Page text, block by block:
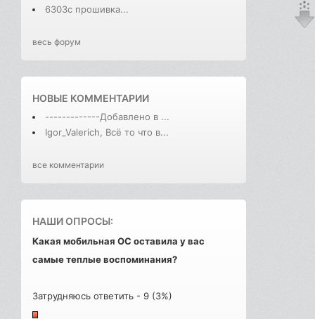
6303с прошивка...
весь форум
НОВЫЕ КОММЕНТАРИИ
-------------Добавлено в ...
Igor_Valerich, Всё то что в...
все комментарии
НАШИ ОПРОСЫ:
Какая мобильная ОС оставила у вас
самые теплые воспоминания?
Затрудняюсь ответить - 9 (3%)